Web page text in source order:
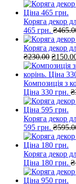
ціна:
₴570.00.
Коряга декор
465 грн. ₴
Коряга декор
₴230.00
ціна:
₴
Композиція з
Ціна 330 грн. ₴
Коряга декор
595 грн. ₴
Коряга декор
Ціна 180 грн. ₴